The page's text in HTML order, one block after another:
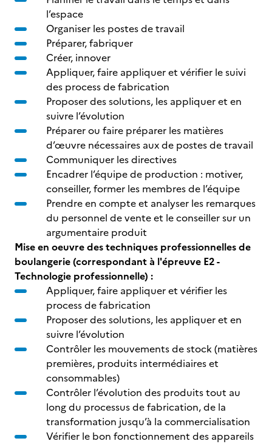
l’espace
Organiser les postes de travail
Préparer, fabriquer
Créer, innover
Appliquer, faire appliquer et vérifier le suivi
des process de fabrication
Proposer des solutions, les appliquer et en
suivre l’évolution
Préparer ou faire préparer les matières
d’œuvre nécessaires aux de postes de travail
Communiquer les directives
Encadrer l’équipe de production : motiver,
conseiller, former les membres de l’équipe
Prendre en compte et analyser les remarques
du personnel de vente et le conseiller sur un
argumentaire produit
Mise en oeuvre des techniques professionnelles de
boulangerie (correspondant à l'épreuve E2 -
Technologie professionnelle) :
Appliquer, faire appliquer et vérifier les
process de fabrication
Proposer des solutions, les appliquer et en
suivre l’évolution
Contrôler les mouvements de stock (matières
premières, produits intermédiaires et
consommables)
Contrôler l’évolution des produits tout au
long du processus de fabrication, de la
transformation jusqu’à la commercialisation
Vérifier le bon fonctionnement des appareils